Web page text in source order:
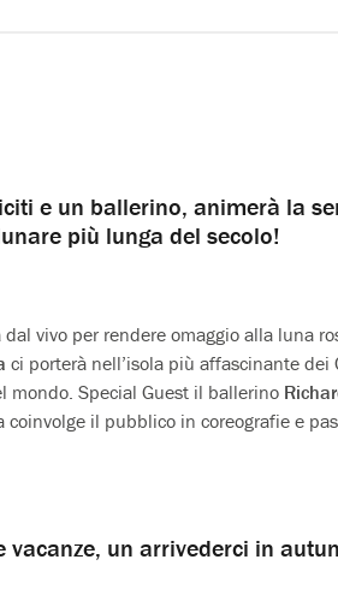
e un ballerino, animerà la
più lunga del secolo!
vivo per rendere omaggio alla luna
ci porterà nell’isola più affascinante dei
mondo. Special Guest il ballerino
il pubblico in coreografie e
un arrivederci in